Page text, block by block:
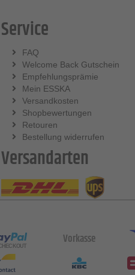
Service
FAQ
Welcome Back Gutschein
Empfehlungsprämie
Mein ESSKA
Versandkosten
Shopbewertungen
Retouren
Bestellung widerrufen
Versandarten
Vorkasse